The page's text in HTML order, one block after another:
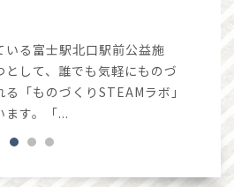
いる富士駅北口駅前公益施
として、誰でも気軽にものづ
「ものづくりSTEAMラボ」
ます。「...
この